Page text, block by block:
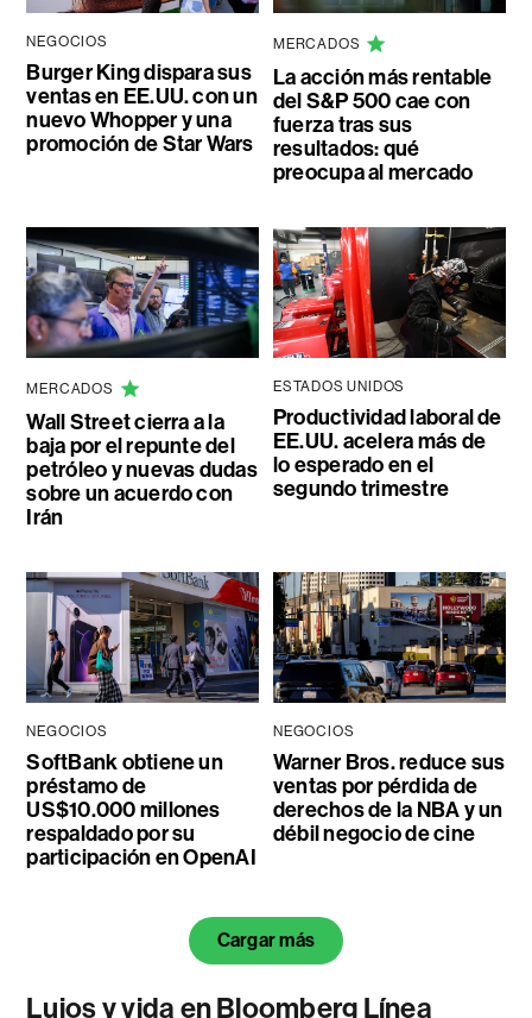
NEGOCIOS
Burger King dispara sus
ventas en EE.UU. con un
nuevo Whopper y una
promoción de Star Wars
MERCADOS
La acción más rentable
del S&P 500 cae con
fuerza tras sus
resultados: qué
preocupa al mercado
MERCADOS
Wall Street cierra a la
baja por el repunte del
petróleo y nuevas dudas
sobre un acuerdo con
Irán
ESTADOS UNIDOS
Productividad laboral de
EE.UU. acelera más de
lo esperado en el
segundo trimestre
NEGOCIOS
SoftBank obtiene un
préstamo de
US$10.000 millones
respaldado por su
participación en OpenAI
NEGOCIOS
Warner Bros. reduce sus
ventas por pérdida de
derechos de la NBA y un
débil negocio de cine
Cargar más
Lujos y vida en Bloomberg Línea